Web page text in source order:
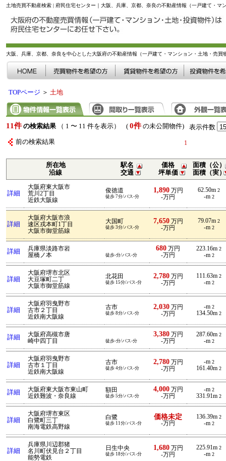
土地売買不動産検索 | 府民住宅センター｜大阪、兵庫、京都、奈良の不動産情報（一戸建て・マ
大阪、兵庫、京都、奈良を中心とした大阪府の不動産情報（一戸建て・マンション・土地・売
TOPページ ＞ 土地
11件 の検索結果 （ 1 〜 11 件を表示） ( 0件の未公開物件) 表示件数
前の検索結果 1
所在地
沿線
駅名
交通
価格
坪単価
面積（公）
面積（実）
詳細
大阪府東大阪市
荒川2丁目
近鉄大阪線
俊徳道
徒歩 7分/バス-分
1,890万円
-万円
62.50m 2
-m 2
詳細
大阪府大阪市浪
速区戎本町1丁目
大阪市御堂筋線
大国町
徒歩 3分/バス-分
7,650万円
-万円
79.07m 2
-m 2
詳細
兵庫県淡路市岩
屋橋ノ本
徒歩-分/バス-分
680 万円
-万円
223.16m 2
-m 2
詳細
大阪府堺市北区
大豆塚町二丁
大阪市御堂筋線
北花田
徒歩 15分/バス-分
2,780万円
-万円
111.63m 2
-m 2
詳細
大阪府羽曳野市
古市２丁目
近鉄南大阪線
古市
徒歩 8分/バス-分
2,030万円
-万円
-m 2
134.50m 2
詳細
大阪府高槻市唐
崎中四丁目
徒歩-分/バス-分
3,380万円
-万円
287.60m 2
-m 2
詳細
大阪府羽曳野市
古市１丁目
近鉄南大阪線
古市
徒歩 4分/バス-分
2,780万円
-万円
-m 2
161.40m 2
詳細
大阪府東大阪市東山町
近鉄難波・奈良線
額田
徒歩 5分/バス-分
4,000万円
-万円
-m 2
331.91m 2
詳細
大阪府堺市東区
白鷺町三丁
南海電鉄高野線
白鷺
徒歩 11分/バス-分
価格未定
-万円
136.39m 2
-m 2
詳細
兵庫県川辺郡猪
名川町伏見台２丁目
能勢電鉄
日生中央
徒歩 18分/バス-分
1,680万円
-万円
225.91m 2
-m 2